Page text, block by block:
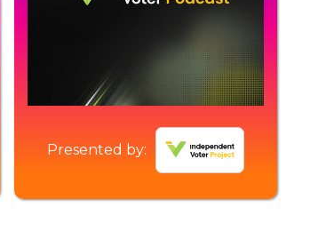
Presented by: